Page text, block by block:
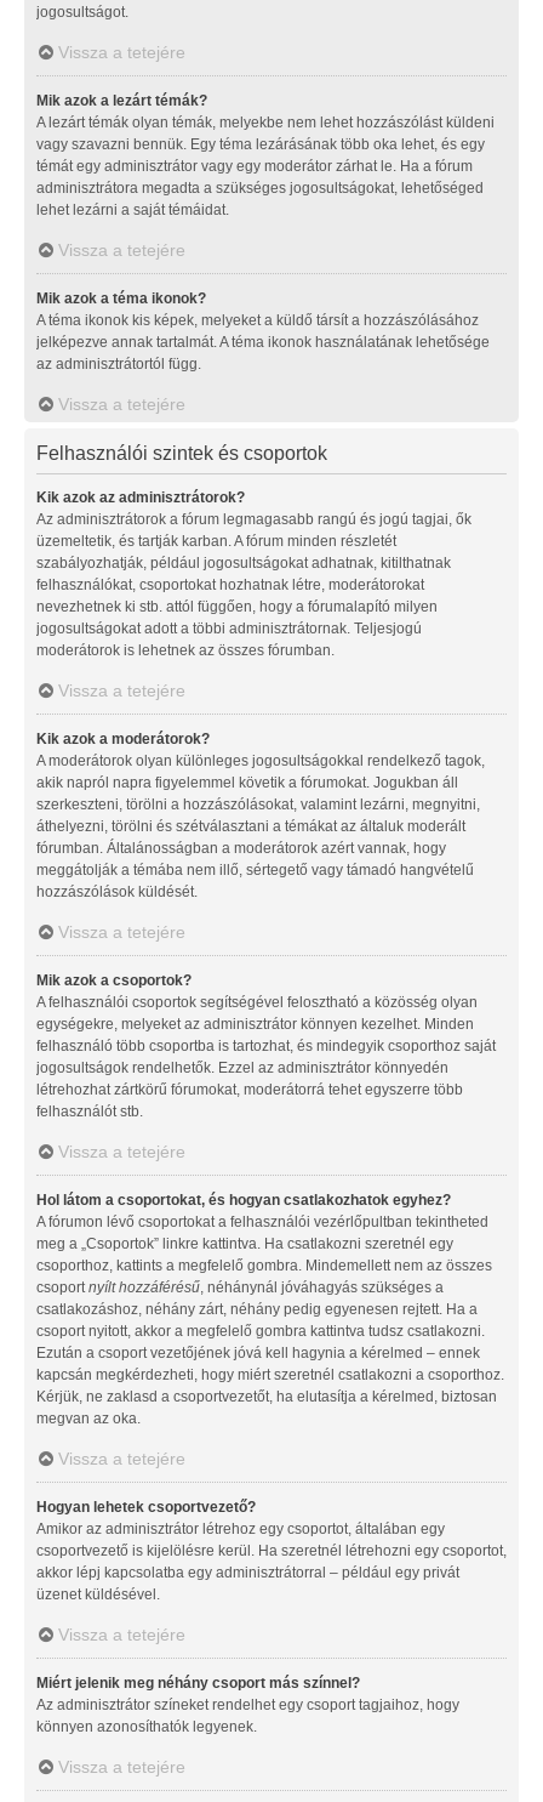
jogosultságot.
Vissza a tetejére
Mik azok a lezárt témák?
A lezárt témák olyan témák, melyekbe nem lehet hozzászólást küldeni
vagy szavazni bennük. Egy téma lezárásának több oka lehet, és egy
témát egy adminisztrátor vagy egy moderátor zárhat le. Ha a fórum
adminisztrátora megadta a szükséges jogosultságokat, lehetőséged
lehet lezárni a saját témáidat.
Vissza a tetejére
Mik azok a téma ikonok?
A téma ikonok kis képek, melyeket a küldő társít a hozzászólásához
jelképezve annak tartalmát. A téma ikonok használatának lehetősége
az adminisztrátortól függ.
Vissza a tetejére
Felhasználói szintek és csoportok
Kik azok az adminisztrátorok?
Az adminisztrátorok a fórum legmagasabb rangú és jogú tagjai, ők
üzemeltetik, és tartják karban. A fórum minden részletét
szabályozhatják, például jogosultságokat adhatnak, kitilthatnak
felhasználókat, csoportokat hozhatnak létre, moderátorokat
nevezhetnek ki stb. attól függően, hogy a fórumalapító milyen
jogosultságokat adott a többi adminisztrátornak. Teljesjogú
moderátorok is lehetnek az összes fórumban.
Vissza a tetejére
Kik azok a moderátorok?
A moderátorok olyan különleges jogosultságokkal rendelkező tagok,
akik napról napra figyelemmel követik a fórumokat. Jogukban áll
szerkeszteni, törölni a hozzászólásokat, valamint lezárni, megnyitni,
áthelyezni, törölni és szétválasztani a témákat az általuk moderált
fórumban. Általánosságban a moderátorok azért vannak, hogy
meggátolják a témába nem illő, sértegető vagy támadó hangvételű
hozzászólások küldését.
Vissza a tetejére
Mik azok a csoportok?
A felhasználói csoportok segítségével felosztható a közösség olyan
egységekre, melyeket az adminisztrátor könnyen kezelhet. Minden
felhasználó több csoportba is tartozhat, és mindegyik csoporthoz saját
jogosultságok rendelhetők. Ezzel az adminisztrátor könnyedén
létrehozhat zártkörű fórumokat, moderátorrá tehet egyszerre több
felhasználót stb.
Vissza a tetejére
Hol látom a csoportokat, és hogyan csatlakozhatok egyhez?
A fórumon lévő csoportokat a felhasználói vezérlőpultban tekintheted
meg a „Csoportok” linkre kattintva. Ha csatlakozni szeretnél egy
csoporthoz, kattints a megfelelő gombra. Mindemellett nem az összes
csoport nyílt hozzáférésű , néhánynál jóváhagyás szükséges a
csatlakozáshoz, néhány zárt, néhány pedig egyenesen rejtett. Ha a
csoport nyitott, akkor a megfelelő gombra kattintva tudsz csatlakozni.
Ezután a csoport vezetőjének jóvá kell hagynia a kérelmed – ennek
kapcsán megkérdezheti, hogy miért szeretnél csatlakozni a csoporthoz.
Kérjük, ne zaklasd a csoportvezetőt, ha elutasítja a kérelmed, biztosan
megvan az oka.
Vissza a tetejére
Hogyan lehetek csoportvezető?
Amikor az adminisztrátor létrehoz egy csoportot, általában egy
csoportvezető is kijelölésre kerül. Ha szeretnél létrehozni egy csoportot,
akkor lépj kapcsolatba egy adminisztrátorral – például egy privát
üzenet küldésével.
Vissza a tetejére
Miért jelenik meg néhány csoport más színnel?
Az adminisztrátor színeket rendelhet egy csoport tagjaihoz, hogy
könnyen azonosíthatók legyenek.
Vissza a tetejére